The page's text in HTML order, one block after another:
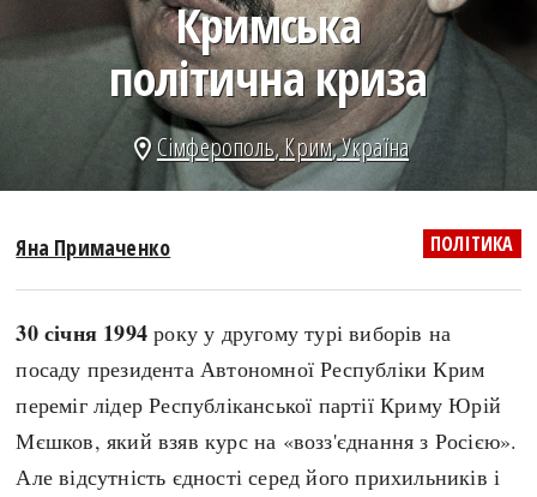
search
СЬОГОДНІ
ПРАВИЛА ЖИТТЯ
ПОДКАСТИ
КАРТИ
НОТА БЕНЕ
ПРЯМА МОВА
МОЯ ІСТОРІЯ
Кримська
політична криза
location_on Сімферополь,Крим,Україна
ПОЛІТИКА
Яна Примаченко
30 січня 1994 року у другому турі виборів на
посаду президента Автономної Республіки Крим
переміг лідер Республіканської партії Криму Юрій
Мєшков, який взяв курс на «возз'єднання з Росією».
Але відсутність єдності серед його прихильників і